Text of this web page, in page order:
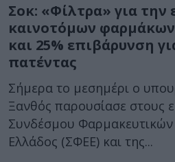
Σοκ: «Φίλτρα» για την
καινοτόμων
και 25% επιβάρυνση
πατέντας
Σήμερα το μεσημέρι ο
Ξανθός παρουσίασε στους
Συνδέσμου Φαρμακευτικών
Ελλάδος (ΣΦΕΕ) και της...